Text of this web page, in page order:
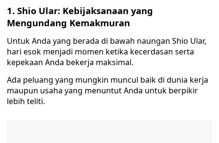
1. Shio Ular: Kebijaksanaan yang
Mengundang Kemakmuran
Untuk Anda yang berada di bawah naungan Shio Ular,
hari esok menjadi momen ketika kecerdasan serta
kepekaan Anda bekerja maksimal.
Ada peluang yang mungkin muncul baik di dunia kerja
maupun usaha yang menuntut Anda untuk berpikir
lebih teliti.